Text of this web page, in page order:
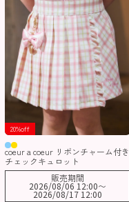
20%off
coeur a coeur リボンチャーム付き
チェックキュロット
販売期間
2026/08/06 12:00〜
2026/08/17 12:00